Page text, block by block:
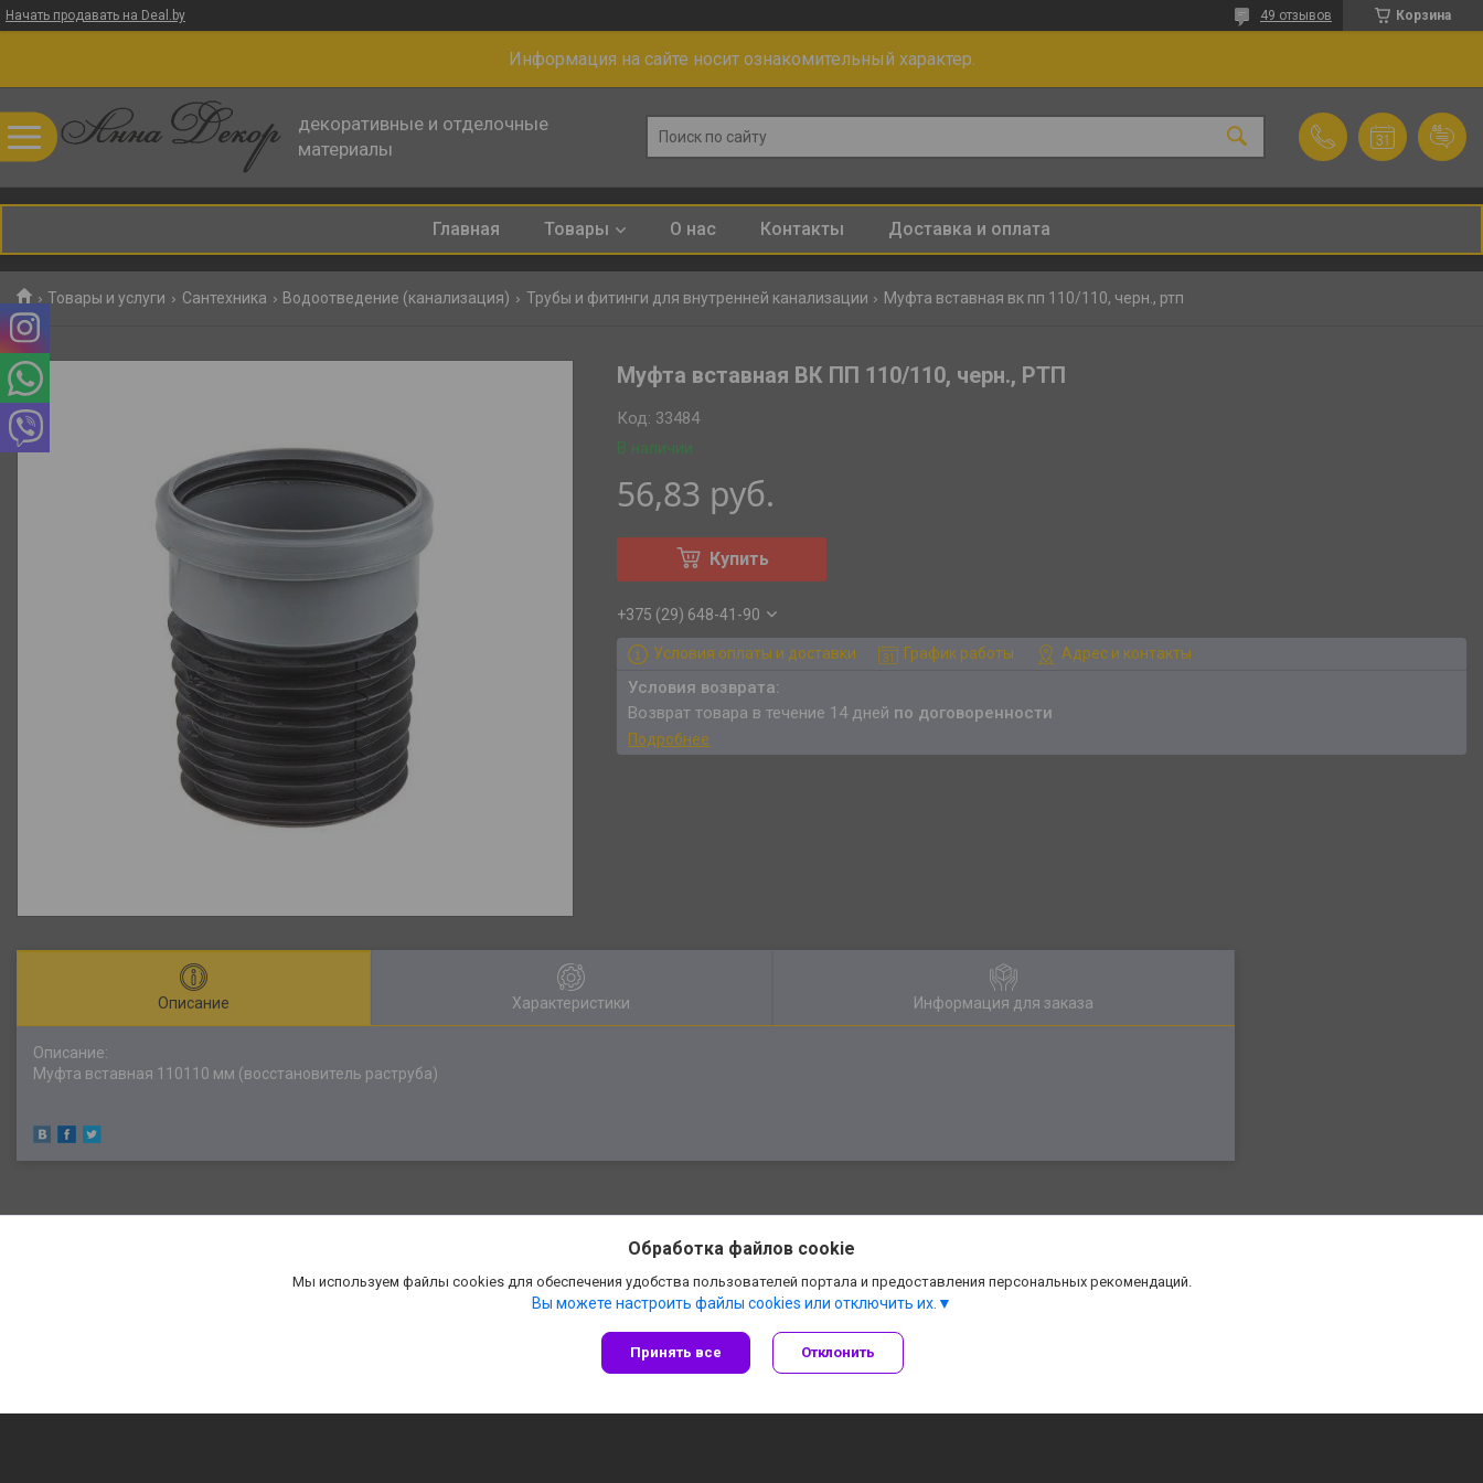
Начать продавать на Deal.by Корзина
49 отзывов
Информация на сайте носит ознакомительный характер.
декоративные и отделочные
материалы
Главная Товары О нас Контакты Доставка и оплата
Товары и услуги Сантехника Водоотведение (канализация) Трубы и фитинги для внутренней канализации Муфта вставная вк пп 110/110, черн., ртп
Муфта вставная ВК ПП 110/110, черн., РТП
В наличии
Код: 33484
56,83 руб.
Купить
+375 (29) 648-41-90
Условия оплаты и доставки График работы Адрес и контакты
возврат товара в течение 14 дней по договоренности
Подробнее
Описание Характеристики Информация для заказа
Описание:
Муфта вставная 110110 мм (восстановитель раструба)
Сайт создан на платформе Deal.by
Политика обработки файлов cookies
Обработка файлов cookie
Мы используем файлы cookies для обеспечения удобства пользователей портала и предоставления персональных рекомендаций.
Вы можете настроить файлы cookies или отключить их.
Принять все Отклонить
«АннаДекор» — декоративные отделочные материалы |Пожаловаться на контент